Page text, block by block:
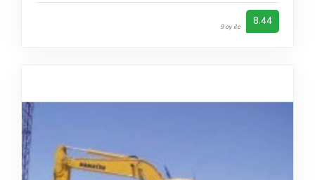
9 oy ile 8.44